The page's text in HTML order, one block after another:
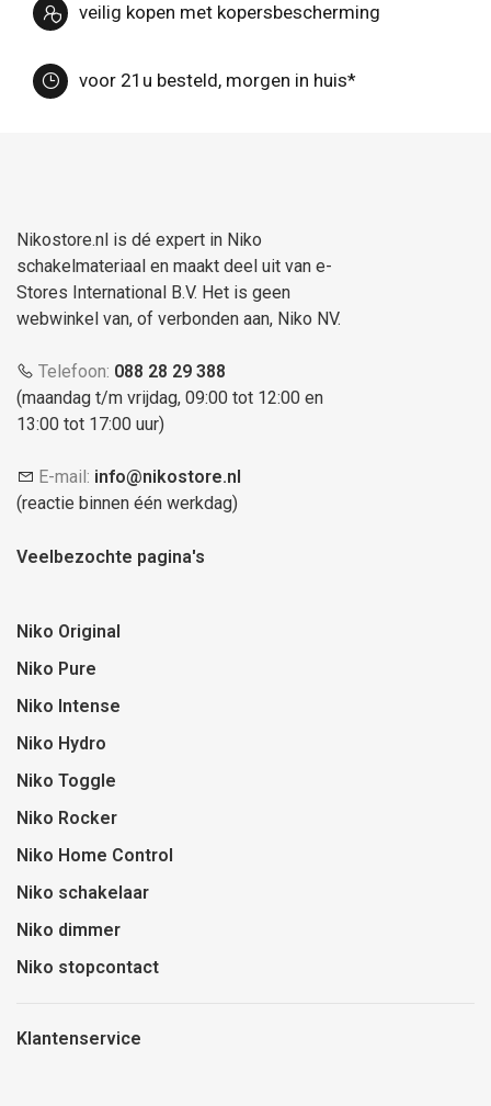
veilig kopen met kopersbescherming
voor 21u besteld, morgen in huis*
Nikostore.nl is dé expert in Niko
schakelmateriaal en maakt deel uit van e-
Stores International B.V. Het is geen
webwinkel van, of verbonden aan, Niko NV.
Telefoon: 088 28 29 388
(maandag t/m vrijdag, 09:00 tot 12:00 en
13:00 tot 17:00 uur)
E-mail: info@nikostore.nl
(reactie binnen één werkdag)
Veelbezochte pagina's
Niko Original
Niko Pure
Niko Intense
Niko Hydro
Niko Toggle
Niko Rocker
Niko Home Control
Niko schakelaar
Niko dimmer
Niko stopcontact
Klantenservice